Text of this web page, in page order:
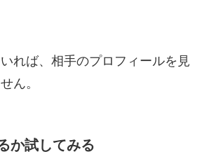
れば、相手のプロフィールを見
ん。
か試してみる